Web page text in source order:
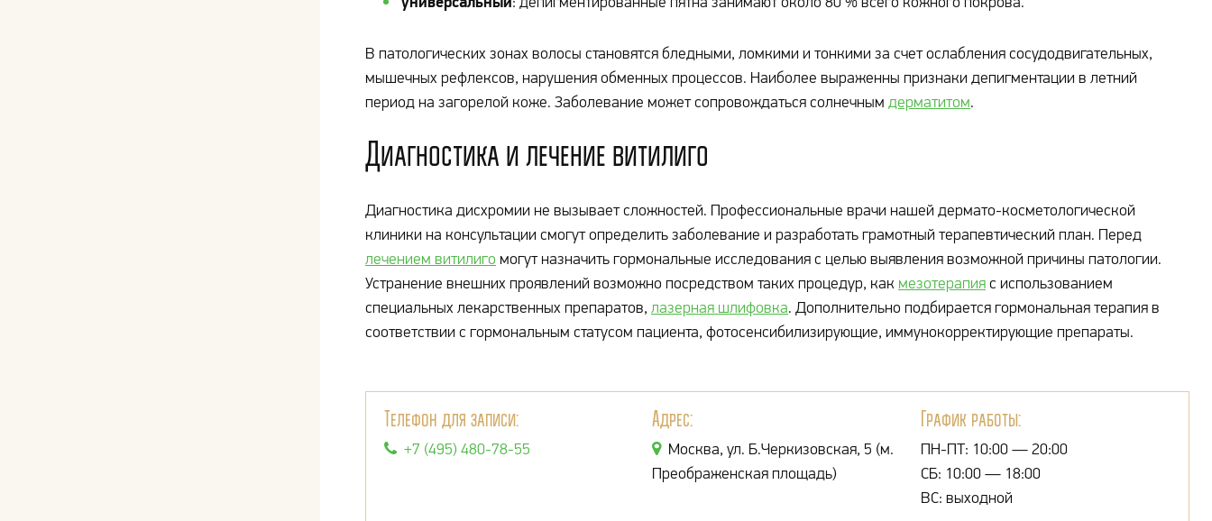
В патологических зонах волосы становятся бледными, ломкими и тонкими за счет ослабления сосудодвигательных,
мышечных рефлексов, нарушения обменных процессов. Наиболее выраженны признаки депигментации в летний
период на загорелой коже. Заболевание может сопровождаться солнечным дерматитом.
Диагностика и лечение витилиго
Диагностика дисхромии не вызывает сложностей. Профессиональные врачи нашей дермато-косметологической
клиники на консультации смогут определить заболевание и разработать грамотный терапевтический план. Перед
лечением витилиго могут назначить гормональные исследования с целью выявления возможной причины патологии.
Устранение внешних проявлений возможно посредством таких процедур, как мезотерапия с использованием
специальных лекарственных препаратов, лазерная шлифовка. Дополнительно подбирается гормональная терапия в
соответствии с гормональным статусом пациента, фотосенсибилизирующие, иммунокорректирующие препараты.
Телефон для записи:
+7 (495) 480-78-55
Адрес:
Москва, ул. Б.Черкизовская, 5 (м.
Преображенская площадь)
График работы:
ПН-ПТ: 10:00 — 20:00
СБ: 10:00 — 18:00
ВС: выходной